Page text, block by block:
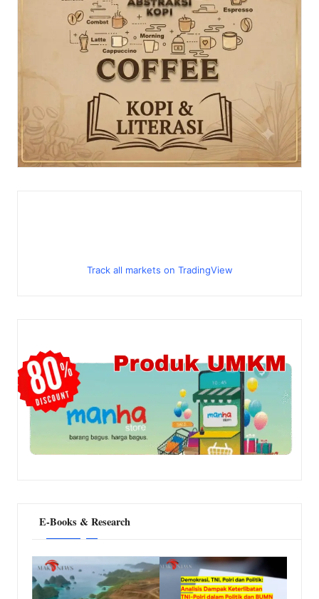
Track all markets on TradingView
E-Books & Research